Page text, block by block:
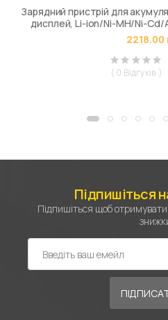
Зарядний пристрій для
дисплей, Li-ion/Ni-MH/Ni-
2218.00
( 0 Відгуків )
Підпишіться
Підпишіться щоб отримувати